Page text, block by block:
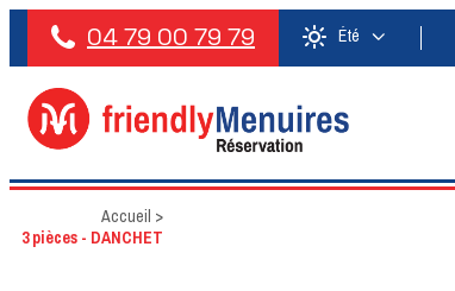
04 79 00 79 79 Été
Accueil >
3 pièces - DANCHET